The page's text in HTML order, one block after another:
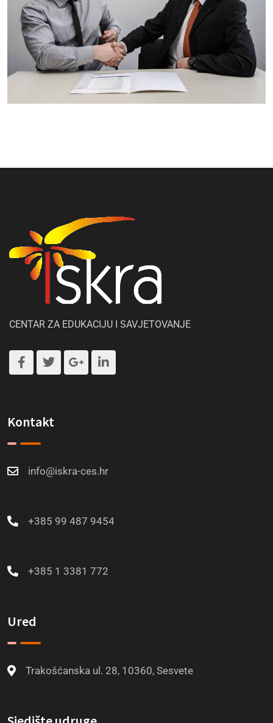
CENTAR ZA EDUKACIJU I SAVJETOVANJE
Kontakt
info@iskra-ces.hr
+385 99 487 9454
+385 1 3381 772
Ured
Trakošćanska ul. 28, 10360, Sesvete